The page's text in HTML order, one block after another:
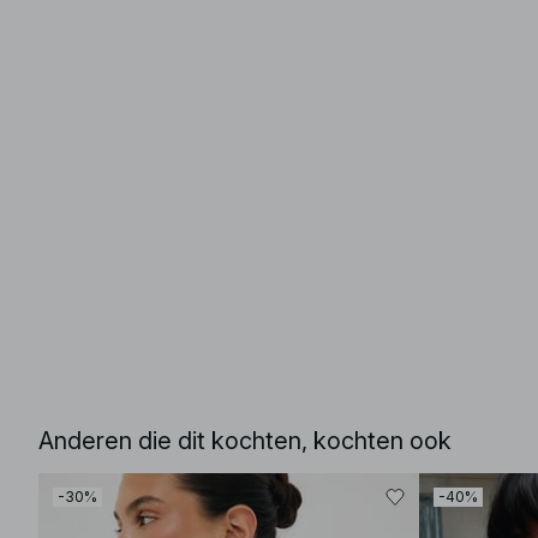
Anderen die dit kochten, kochten ook
-30% -40%